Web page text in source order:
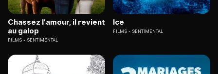
Chassez l'amour, il revient
au galop
FILMS SENTIMENTAL
Ice
FILMS SENTIMENTAL